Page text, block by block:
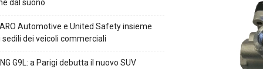
dal suono
Automotive e United Safety insieme
sedili dei veicoli commerciali
G9L: a Parigi debutta il nuovo SUV